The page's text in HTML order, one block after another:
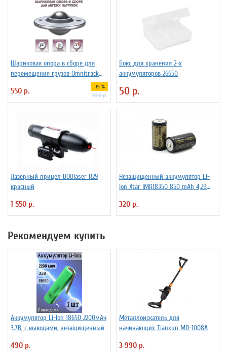
Шариковая опора в сборе для
перемещения грузов Omnitrack
550 р. -15 %
650 р.
Бокс для хранения 2-х
аккумуляторов 26650
50 р.
Лазерный прицел BOBlaser R29
красный
1 550 р.
Незащищенный аккумулятор Li-
Ion Xtar IMR18350 850 mAh 4,2В
320 р.
Рекомендуем купить
Аккумулятор Li-Ion 18650 2200мАч
3.7В, с выводами, незащищенный
490 р.
Металлоискатель для
начинающих Tianxun MD-1008A
3 990 р.